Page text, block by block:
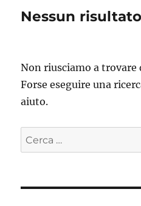
Nessun risultato
Non riusciamo a trovare
Forse eseguire una
aiuto.
Cerca: